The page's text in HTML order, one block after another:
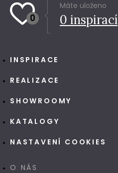
0
Máte uloženo
0 inspirací
INSPIRACE
REALIZACE
SHOWROOMY
KATALOGY
NASTAVENÍ COOKIES
O NÁS